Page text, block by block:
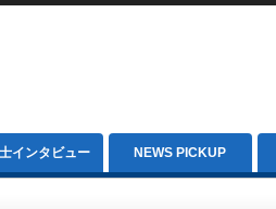
インタビュー NEWS PICKUP